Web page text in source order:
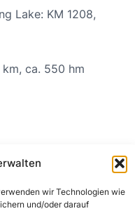
wir Technologien wie
und/oder darauf
Lake: KM 1208,
ca. 550 hm